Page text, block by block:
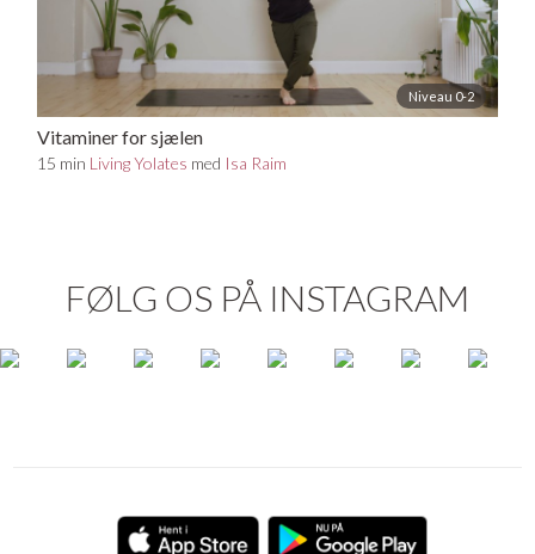
Niveau 0-2
Vitaminer for sjælen
15 min Living Yolates med Isa Raim
FØLG OS PÅ INSTAGRAM